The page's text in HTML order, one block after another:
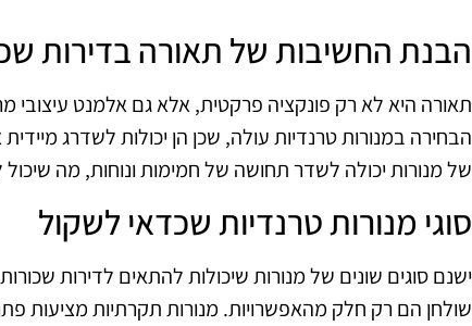
הבנת החשיבות של תאורה בדירות
תאורה היא לא רק פונקציה פרקטית, אלא גם אלמנט עיצובי
הבחירה במנורות טרנדיות עולה, שכן הן יכולות לשדרג
של מנורות יכולה לשדר תחושה של חמימות ונוחות, מה שיכול
סוגי מנורות טרנדיות שכדאי לשקול
ישנם סוגים שונים של מנורות שיכולות להתאים לדירות
שולחן הם רק חלק מהאפשרויות. מנורות תקרתיות מציעות